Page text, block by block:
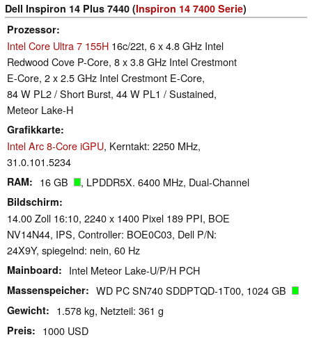
Dell Inspiron 14 Plus 7440 (Inspiron 14 7400 Serie)
Prozessor
Intel Core Ultra 7 155H 16c/22t, 6 x 4.8 GHz Intel
Redwood Cove P-Core, 8 x 3.8 GHz Intel Crestmont
E-Core, 2 x 2.5 GHz Intel Crestmont E-Core,
84 W PL2 / Short Burst, 44 W PL1 / Sustained,
Meteor Lake-H
Grafikkarte
Intel Arc 8-Core iGPU, Kerntakt: 2250 MHz,
31.0.101.5234
RAM 16 GB , LPDDR5X. 6400 MHz, Dual-Channel
Bildschirm
14.00 Zoll 16:10, 2240 x 1400 Pixel 189 PPI, BOE
NV14N44, IPS, Controller: BOE0C03, Dell P/N:
24X9Y, spiegelnd: nein, 60 Hz
Mainboard Intel Meteor Lake-U/P/H PCH
Massenspeicher WD PC SN740 SDDPTQD-1T00, 1024 GB
Gewicht 1.578 kg, Netzteil: 361 g
Preis 1000 USD